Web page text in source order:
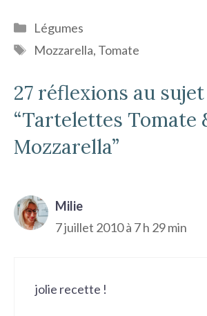
Catégories
Légumes
Étiquettes
Mozzarella, Tomate
27 réflexions au
“Tartelettes Tomate
Mozzarella”
Milie
7 juillet 2010 à 7 h 29 min
jolie recette !